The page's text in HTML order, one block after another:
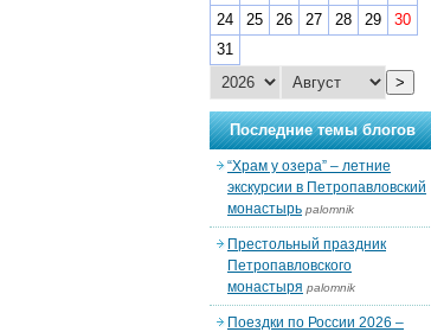
24
25 26 27 28 29
30
31
>
Последние темы блогов
“Храм у озера” – летние
экскурсии в Петропавловский
монастырь palomnik
Престольный праздник
Петропавловского
монастыря palomnik
Поездки по России 2026 –